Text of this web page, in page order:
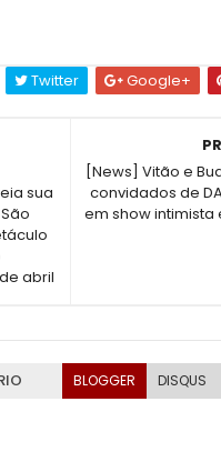
Twitter Google+
[News] Vitão e
convidados de
em show intimista
sua
abril
BLOGGER DISQUS